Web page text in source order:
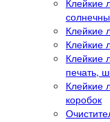
Клейкие
Клейкие
Клейкие
Клейкие
печать,
Клейкие
коробок